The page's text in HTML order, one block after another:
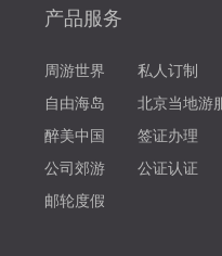
产品服务
周游世界
私人订制
自由海岛
北京当地游
醉美中国
签证办理
公司郊游
公证认证
邮轮度假